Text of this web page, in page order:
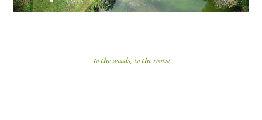
To the woods, to the roots!